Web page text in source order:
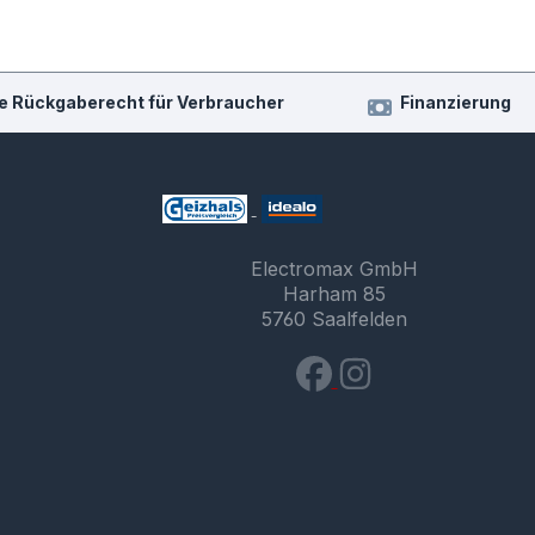
Rückgaberecht für Verbraucher Finanzierung
Electromax GmbH
Harham 85
5760 Saalfelden